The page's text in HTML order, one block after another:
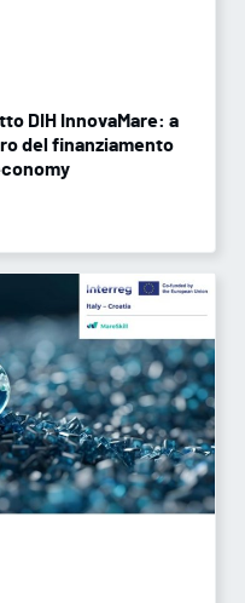
DIH InnovaMare: a
del finanziamento